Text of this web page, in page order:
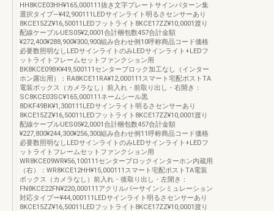
HH8KCE03HH¥165,000111抜き文字プレートサインパターン集
選択タイプ―¥42,900111LEDサインライト明るさセンサーあり
8KCE15ZZ¥16,50011LEDフットライト8KCE17ZZ¥10,0001渡り
配線ケーブルUES05¥2,0001合計梱包数457合計金額
¥272,400¥288,900¥300,900組み合わせ例10呼称商品コード価格
必要数照明なしLEDサインライトのみLEDサインライト+LEDフ
ットライトフレームセットファンクション用
BK8KCE09BK¥49,500111センターブロック加工なし（インター
ホン露出用）：RA8KCE11RA¥12,000111スマート宅配ポストTA
電装ボックス（カメラなし）前入れ・前取り出し・右開き：
SC8KCE03SC¥165,000111ネームシール黒
8DKF49BK¥1,300111LEDサインライト明るさセンサーあり
8KCE15ZZ¥16,50011LEDフットライト8KCE17ZZ¥10,0001渡り
配線ケーブルUES05¥2,0001合計梱包数457合計金額
¥227,800¥244,300¥256,300組み合わせ例11呼称商品コード価格
必要数照明なしLEDサインライトのみLEDサインライト+LEDフ
ットライトフレームセットファンクション用
WR8KCE09WR¥56,100111センターブロックインターホン内蔵用
（右）：WR8KCE12HH¥15,000111スマート宅配ポストTA電装
ボックス（カメラなし）前入れ・後取り出し・左開き：
FN8KCE22FN¥220,000111アクリルバーサインシミュレーション
対応タイプー¥44,000111LEDサインライト明るさセンサーあり
8KCE15ZZ¥16,50011LEDフットライト8KCE17ZZ¥10,0001渡り